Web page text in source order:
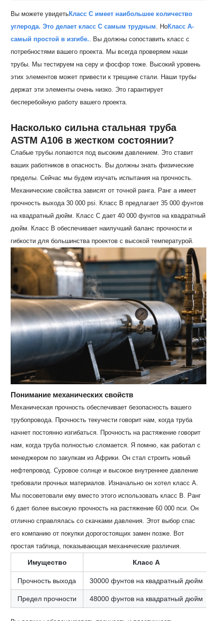
Вы можете увидетьКласс C имеет наибольшее количество
углерода. Это делает класс C самым трудным . НоКласс А-
самый простой в изгибе. . Вы должны сопоставить класс с
потребностями вашего проекта. Мы всегда проверяем наши
трубы. Мы тестируем на серу и фосфор тоже. Высокий уровень
этих элементов может привести к трещине стали. Наши трубы
держат эти элементы очень низко. Это гарантирует
бесперебойную работу вашего проекта.
Насколько сильна стальная труба
ASTM A106 в жестком состоянии?
Слабые трубы лопаются под высоким давлением. Это ставит
ваших работников в опасность. Вы должны знать физические
пределы. Сейчас мы будем изучать испытания на прочность.
Механические свойства зависят от точной ранга. Ранг a имеет
прочность выхода 30 000 psi. Класс B предлагает 35 000 фунтов
на квадратный дюйм. Класс C дает 40 000 фунтов на квадратный
дюйм. Класс B обеспечивает наилучший баланс прочности и
гибкости для большинства проектов с высокой температурой.
Понимание механических свойств
Механическая прочность обеспечивает безопасность вашего
трубопровода. Прочность текучести говорит нам, когда труба
начнет постоянно изгибаться. Прочность на растяжение говорит
нам, когда труба полностью сломается. Я помню, как работал с
менеджером по закупкам из Африки. Он стал строить новый
нефтепровод. Суровое солнце и высокое внутреннее давление
требовали прочных материалов. Изначально он хотел класс А.
Мы посоветовали ему вместо этого использовать класс B. Ранг
б дает более высокую прочность на растяжение 60 000 пси. Он
отлично справлялась со скачками давления. Этот выбор спас
его компанию от покупки дорогостоящих замен позже. Вот
простая таблица, показывающая механические различия.
Имущество Класс А
Прочность выхода 30000 фунтов на квадратный дюйм
Предел прочности 48000 фунтов на квадратный дюйм